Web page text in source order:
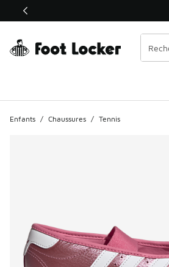
Ce lien ouvrira une nouvelle fenêtre
Enfants / Chaussures / Tennis